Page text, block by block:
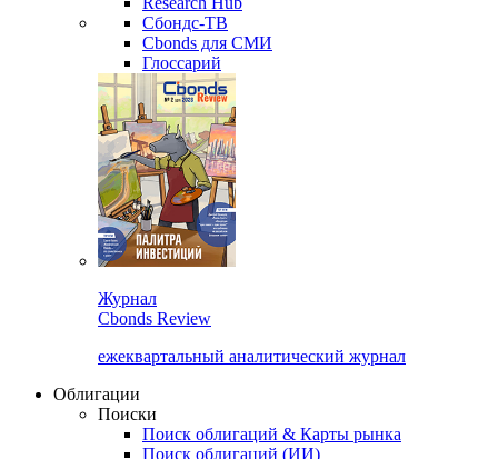
Новости & Research Hub
Новости рынка
Research Hub
Сбондс-ТВ
Cbonds для СМИ
Глоссарий
Cbonds Review
ежеквартальный аналитический журнал